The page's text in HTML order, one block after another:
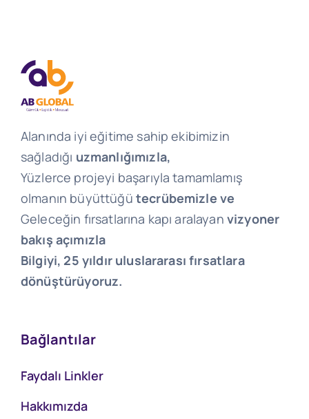
Alanında iyi eğitime sahip ekibimizin
sağladığı uzmanlığımızla,
Yüzlerce projeyi başarıyla tamamlamış
olmanın büyüttüğü tecrübemizle ve
Geleceğin fırsatlarına kapı aralayan vizyoner
bakış açımızla
Bilgiyi, 25 yıldır uluslararası fırsatlara
dönüştürüyoruz.
Bağlantılar
Faydalı Linkler
Hakkımızda